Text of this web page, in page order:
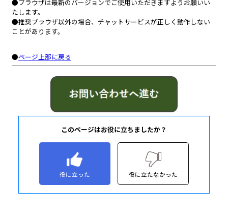
このページはお役に立ちましたか？
役に立った 役に立たなかった